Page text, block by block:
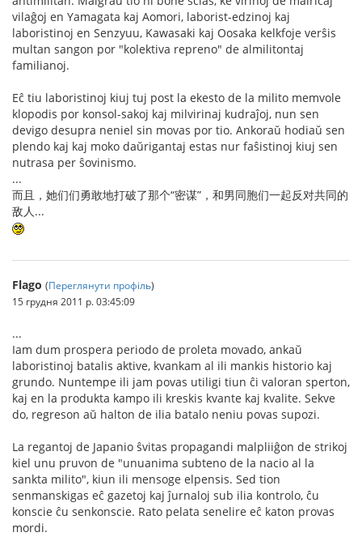
vilaĝoj en Yamagata kaj Aomori, laborist-edzinoj kaj
laboristinoj en Senzyuu, Kawasaki kaj Oosaka kelkfoje verŝis
multan sangon por "kolektiva repreno" de almilitontaj
familianoj.
Eĉ tiu laboristinoj kiuj tuj post la ekesto de la milito memvole
klopodis por konsol-sakoj kaj milvirinaj kudraĵoj, nun sen
devigo desupra neniel sin movas por tio. Ankoraŭ hodiaŭ sen
plendo kaj kaj moko daŭrigantaj estas nur faŝistinoj kiuj sen
nutrasa per ŝovinismo.
...
而且，她们们勇敢地打破了那个“密谋”，和男同胞们一起反对共同的
敌人...
Flago (Переглянути профіль)
15 грудня 2011 р. 03:45:09
...
Iam dum prospera periodo de proleta movado, ankaŭ
laboristinoj batalis aktive, kvankam al ili mankis historio kaj
grundo. Nuntempe ili jam povas utiligi tiun ĉi valoran sperton,
kaj en la produkta kampo ili kreskis kvante kaj kvalite. Sekve
do, regreson aŭ halton de ilia batalo neniu povas supozi.
La regantoj de Japanio ŝvitas propagandi malpliiĝon de strikoj
kiel unu pruvon de "unuanima subteno de la nacio al la
sankta milito", kiun ili mensoge elpensis. Sed tion
senmanskigas eĉ gazetoj kaj ĵurnaloj sub ilia kontrolo, ĉu
konscie ĉu senkonscie. Rato pelata senelire eĉ katon provas
mordi.